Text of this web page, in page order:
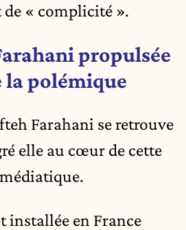
« complicité ».
propulsée
la polémique
Farahani se retrouve
elle au cœur de cette
installée en France